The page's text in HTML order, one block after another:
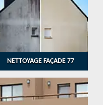
NETTOYAGE FAÇADE 77